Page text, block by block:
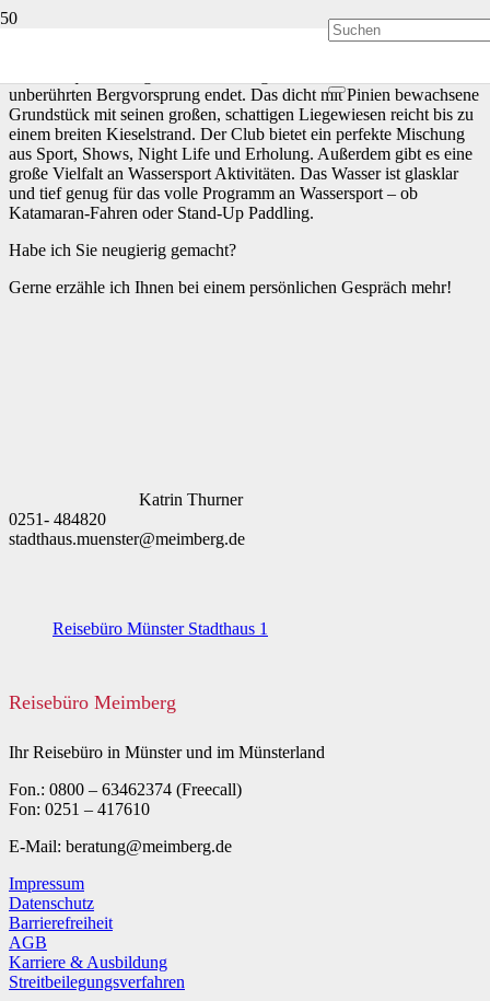
unberührten Bergvorsprung endet. Das dicht mit Pinien bewachsene
Grundstück mit seinen großen, schattigen Liegewiesen reicht bis zu
einem breiten Kieselstrand. Der Club bietet ein perfekte Mischung
aus Sport, Shows, Night Life und Erholung. Außerdem gibt es eine
große Vielfalt an Wassersport Aktivitäten. Das Wasser ist glasklar
und tief genug für das volle Programm an Wassersport – ob
Katamaran-Fahren oder Stand-Up Paddling.
Habe ich Sie neugierig gemacht?
Gerne erzähle ich Ihnen bei einem persönlichen Gespräch mehr!
Katrin Thurner
0251- 484820
stadthaus.muenster@meimberg.de
Reisebüro Münster Stadthaus 1
Reisebüro Meimberg
Ihr Reisebüro in Münster und im Münsterland
Fon.: 0800 – 63462374 (Freecall)
Fon: 0251 – 417610
E-Mail: beratung@meimberg.de
Impressum
Datenschutz
Barrierefreiheit
AGB
Karriere & Ausbildung
Streitbeilegungsverfahren